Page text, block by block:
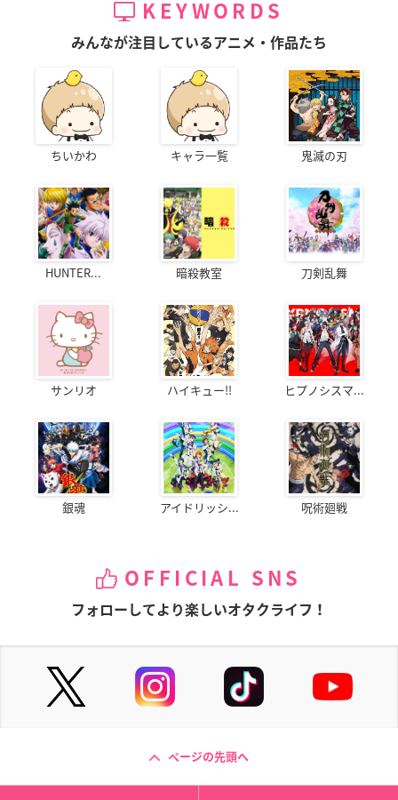
KEYWORDS
みんなが注目しているアニメ・作品たち
ちいかわ キャラ一覧 鬼滅の刃
HUNTER... 暗殺教室 刀剣乱舞
サンリオ ハイキュー!! ヒプノシスマ...
銀魂 アイドリッシ... 呪術廻戦
OFFICIAL SNS
フォローしてより楽しいオタクライフ！
ページの先頭へ